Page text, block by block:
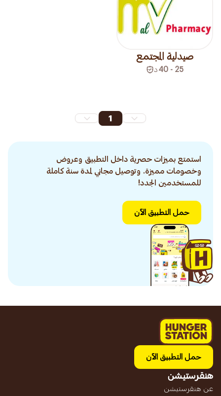
صيدلية المجتمع
25 - 40 د
1
استمتع بميزات حصرية داخل التطبيق وعروض
وخصومات مميزة. وتوصيل مجاني لمدة سنة كاملة
للمستخدمين الجدد!
حمل التطبيق الآن
حمل التطبيق الآن
هنقرستيشن
عن هنقرستيشن